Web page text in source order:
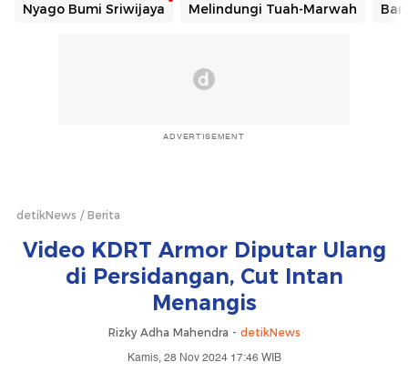
Nyago Bumi Sriwijaya Melindungi Tuah-Marwah
ADVERTISEMENT
detikNews Berita
Video KDRT Armor Diputar Ulang
di Persidangan, Cut Intan
Menangis
Rizky Adha Mahendra - detikNews
Kamis, 28 Nov 2024 17:46 WIB